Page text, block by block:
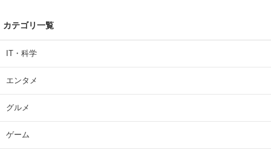
カテゴリ一覧
IT・科学
エンタメ
グルメ
ゲーム